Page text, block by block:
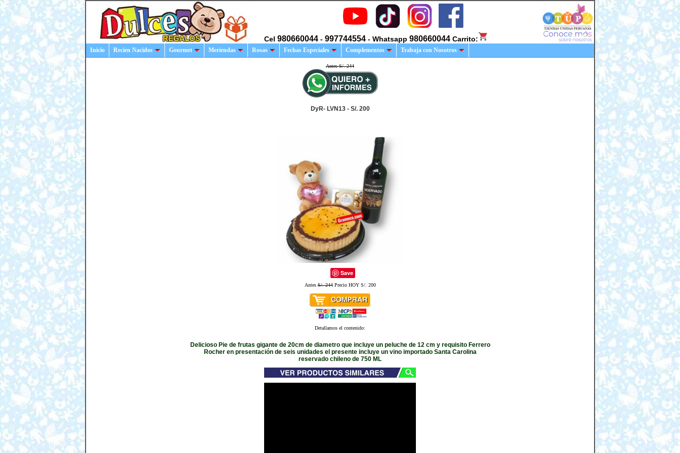
Cel 980660044 - 997744554 - Whatsapp 980660044 Carrito:
Inicio Recien Nacidos Gourmet Meriendas Rosas Fechas Especiales Complementos Trabaja con Nosotros
Antes S/. 244
DyR- LVN13 - S/. 200
Save
AntesS/. 244Precio HOY S/. 200
Detallamos el contenido:
Delicioso Pie de frutas gigante de 20cm de diametro que incluye un peluche de 12 cm y requisito Ferrero
Rocher en presentación de seis unidades el presente incluye un vino importado Santa Carolina
reservado chileno de 750 ML